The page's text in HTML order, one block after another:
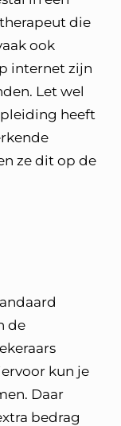
die
ook
internet zijn
Let wel
heeft
ze dit op de
de
kun je
Daar
bedrag